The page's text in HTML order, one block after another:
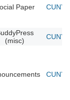
Paper CUNY
(misc)
CUNY
CUNY